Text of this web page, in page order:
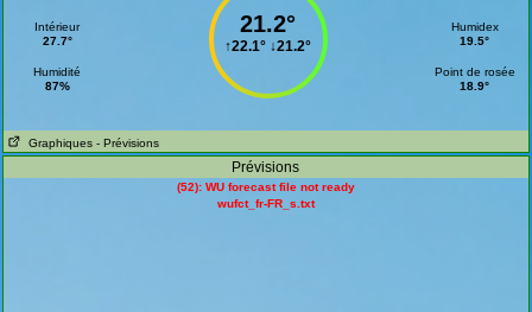
Intérieur
27.7°
Humidité
87%
21.2°
↑22.1° ↓21.2°
Humidex
19.5°
Point de rosée
18.9°
Graphiques - Prévisions
Prévisions
(52): WU forecast file not ready
wufct_fr-FR_s.txt